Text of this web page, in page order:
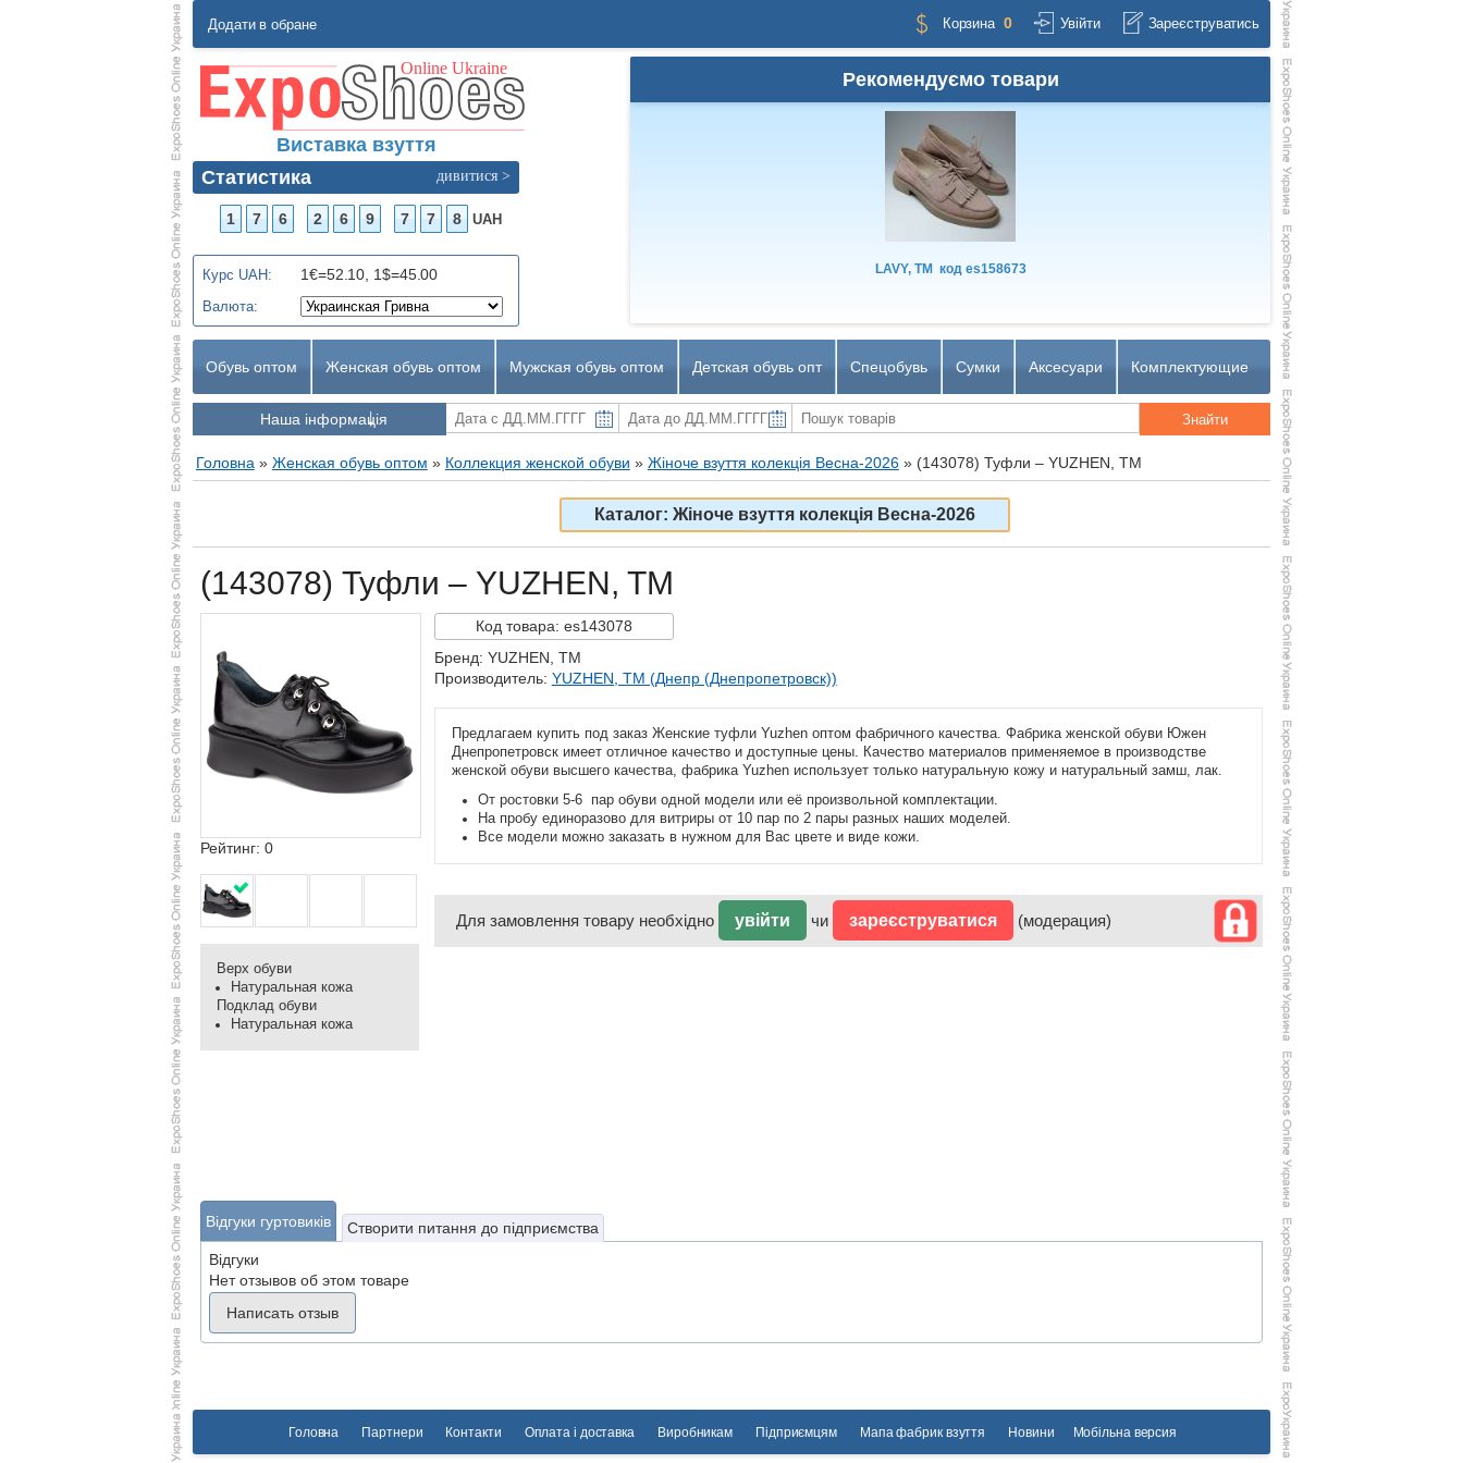
Додати в обране Корзина 0 Увійти Зареєструватись
Виставка взуття
Статистика
дивитися >
1 7 6 2 6 9 7 7 8 UAH
Курс UAH: 1€=52.10, 1$=45.00
Валюта:
Рекомендуємо товари
LAVY, TM кодes158673
Обувь оптом Женская обувь оптом Мужская обувь оптом Детская обувь опт Спецобувь Сумки Аксесуари Комплектующие
Наша інформація
Головна » Женская обувь оптом » Коллекция женской обуви » Жіноче взуття колекція Весна-2026» (143078) Туфли – YUZHEN, TM
Каталог: Жіноче взуття колекція Весна-2026
(143078) Туфли – YUZHEN, TM
Рейтинг: 0
Верх обуви
Натуральная кожа
Подклад обуви
Натуральная кожа
Кодтовара: es143078
Бренд: YUZHEN, TM
Производитель: YUZHEN, TM (Днепр (Днепропетровск))
Предлагаем купить под заказ Женские туфли Yuzhen оптом фабричного качества. Фабрика женской обуви Южен
Днепропетровск имеет отличное качество и доступные цены. Качество материалов применяемое в производстве
женской обуви высшего качества, фабрика Yuzhen использует только натуральную кожу и натуральный замш, лак.
От ростовки 5-6 пар обуви одной модели или её произвольной комплектации.
На пробу единоразово для витриры от 10 пар по 2 пары разных наших моделей.
Все модели можно заказать в нужном для Вас цвете и виде кожи.
Для замовлення товару необхідно увійти чи зареєструватися (модерация)
Відгуки гуртовиків
Створити питання до підприємства
Відгуки
Нет отзывов об этом товаре
Написать отзыв
Головна Партнери Контакти Оплата і доставка Виробникам Підприємцям Мапа фабрик взуття Новини Мобільна версия